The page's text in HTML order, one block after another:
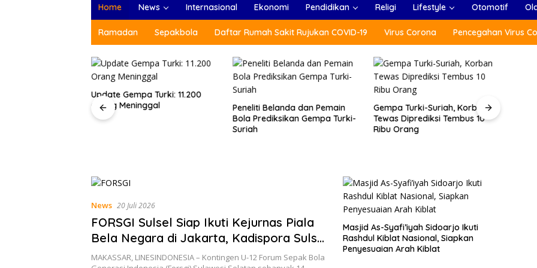
Home News Internasional Ekonomi Pendidikan Religi Lifestyle Otomotif
Ramadan Sepakbola Daftar Rumah Sakit Rujukan COVID-19 Virus Corona Pencegahan Virus
Update Gempa Turki: 11.200
Orang Meninggal
Peneliti Belanda dan Pemain
Bola Prediksikan Gempa Turki-
Suriah
Gempa Turki-Suriah, Korban
Tewas Diprediksi Tembus 10
Ribu Orang
News 20 Juli 2026
FORSGI Sulsel Siap Ikuti Kejurnas Piala
Bela Negara di Jakarta, Kadispora Sulsel
Beri Apresiasi
MAKASSAR, LINESINDONESIA – Kontingen U-12 Forum Sepak Bola
Masjid As-Syafi’iyah Sidoarjo Ikuti
Rashdul Kiblat Nasional, Siapkan
Penyesuaian Arah Kiblat